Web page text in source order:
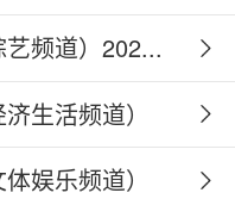
频道）202...
生活频道）
娱乐频道）